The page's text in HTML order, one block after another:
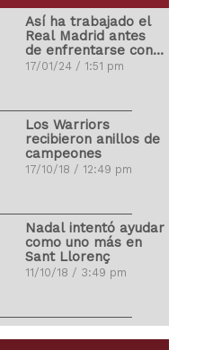
Carlos Correa
propuso matrimonio
Ronald Vargas se
fracturó la tibia y el
Miguel Cabrera
protagonizó pelea
Así ha trabajado el
Real Madrid antes
de enfrentarse con
el Atleti
17/01/24 / 1:51 pm
Los Warriors
recibieron anillos de
campeones
17/10/18 / 12:49 pm
Nadal intentó ayudar
como uno más en
Sant Llorenç
11/10/18 / 3:49 pm
LeBron James